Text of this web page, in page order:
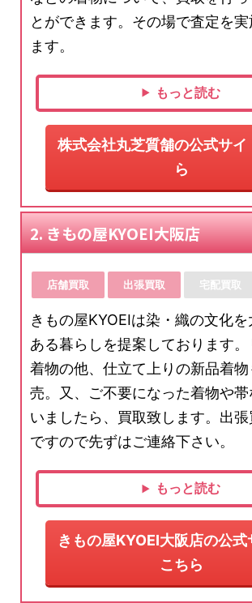
とができます。その場で査定を
ます。
もっと読む
株式会社丸芝質舗の公式サイ
ら
2. きもの屋KYOEI大阪店
店舗買取 出張買取 宅配買取
きもの屋KYOEIは染・織の文化
ある暮らしを提案しております
着物の他、仕立て上りの新品着物
売。又、ご不要になった着物や
いましたら、買取致します。出
ですので先ずはご連絡下さい。
もっと読む
きもの屋KYOEI大阪店の公式
こちら